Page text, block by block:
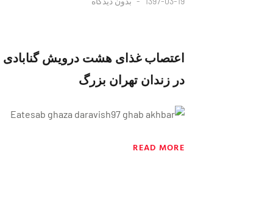
اعتصاب غذای هشت درویش گنابادی
در زندان تهران بزرگ
READ MORE